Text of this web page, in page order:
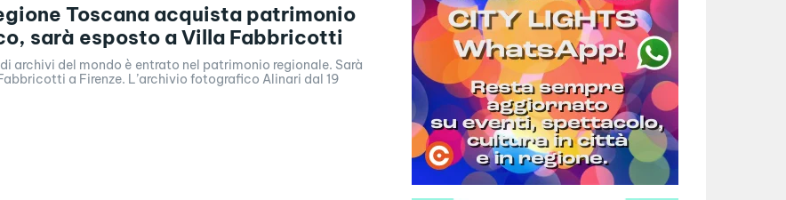
Toscana acquista patrimonio
sarà esposto a Villa Fabbricotti
archivi del mondo è entrato nel patrimonio regionale. Sarà
L’archivio fotografico Alinari dal 19